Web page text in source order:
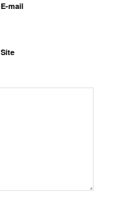
E-mail
Site